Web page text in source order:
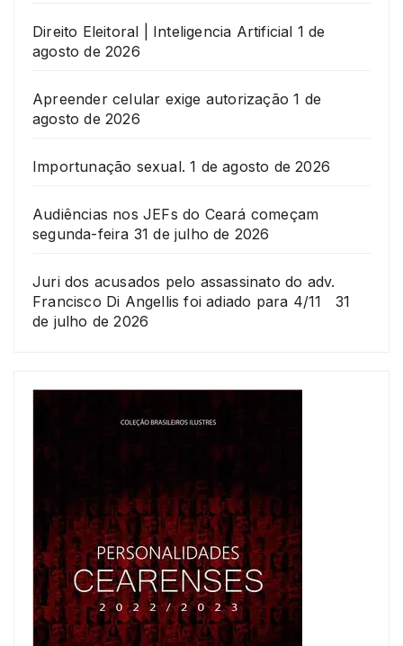
Direito Eleitoral | Inteligencia Artificial 1 de
agosto de 2026
Apreender celular exige autorização 1 de
agosto de 2026
Importunação sexual. 1 de agosto de 2026
Audiências nos JEFs do Ceará começam
segunda-feira 31 de julho de 2026
Juri dos acusados pelo assassinato do adv.
Francisco Di Angellis foi adiado para 4/11
31
de julho de 2026